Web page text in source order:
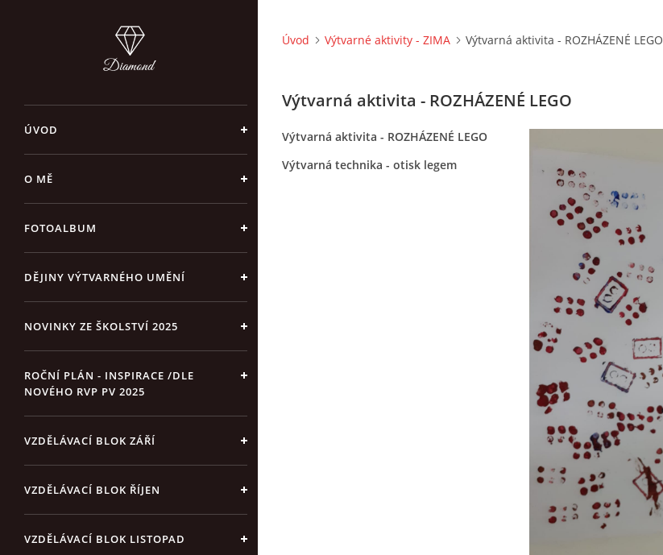
ÚVOD
O MĚ
FOTOALBUM
DĚJINY VÝTVARNÉHO UMĚNÍ
NOVINKY ZE ŠKOLSTVÍ 2025
ROČNÍ PLÁN - INSPIRACE /DLE
NOVÉHO RVP PV 2025
VZDĚLÁVACÍ BLOK ZÁŘÍ
VZDĚLÁVACÍ BLOK ŘÍJEN
VZDĚLÁVACÍ BLOK LISTOPAD
Úvod Výtvarné aktivity - ZIMA Výtvarná aktivita - ROZHÁZENÉ LEGO
Výtvarná aktivita - ROZHÁZENÉ LEGO
Výtvarná aktivita - ROZHÁZENÉ LEGO
Výtvarná technika - otisk legem